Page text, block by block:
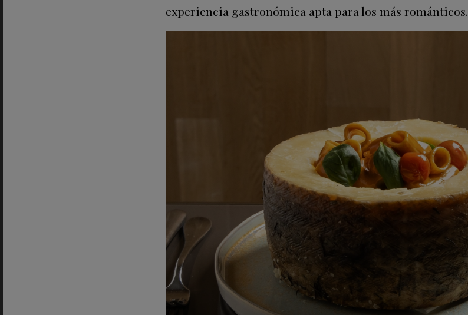
experiencia gastronómica apta para los más románticos.